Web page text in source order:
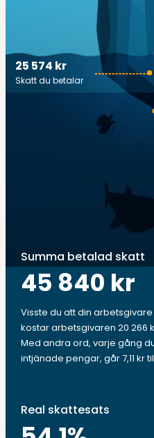
25 574 kr
Skatt du betalar
Summa betalad skatt
45 840 kr
Visste du att din
kostar arbetsgivaren 20 266
Med andra ord, varje gång
intjänade pengar, går 7,11 kr
Real skattesats